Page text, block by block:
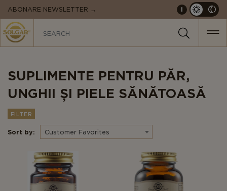
MAIN
NAVIGATION
ABONARE NEWSLETTER → i
SUPLIMENTE PENTRU PĂR,
UNGHII ȘI PIELE SĂNĂTOASĂ
FILTER
Sort by: Customer Favorites